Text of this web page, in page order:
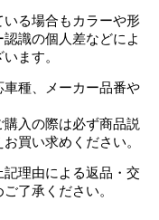
る場合もカラーや形
識の個人差などによ
ます。
種、メーカー品番や
入の際は必ず商品説
買い求めください。
理由による返品・交
了承ください。